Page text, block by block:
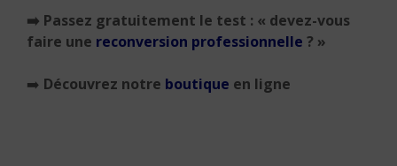
➡️ Passez gratuitement le test : « devez-vous
faire une reconversion professionnelle ? »
➡️ Découvrez notre boutique en ligne